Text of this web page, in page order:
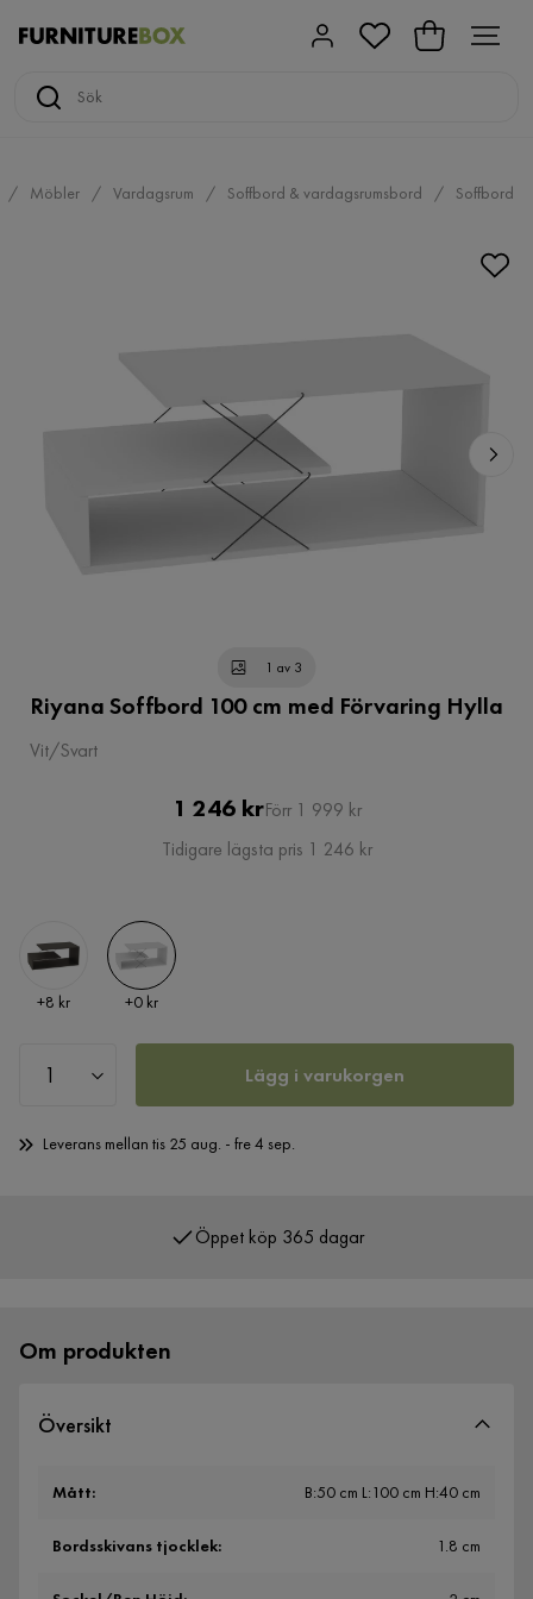
Möbler Vardagsrum Soffbord & vardagsrumsbord Soffbord
1 av 3
Riyana Soffbord 100 cm med Förvaring Hylla
Vit/Svart
Pris
1 246 krOriginal
Pris
Förr 1 999 kr
Tidigare lägsta pris 1 246 kr
Pris
+8 kr Pris
+0 kr
Lägg i varukorgen
Leverans mellan tis 25 aug. - fre 4 sep.
Över 400 000 nöjda kunder
Om produkten
Översikt
Mått: B:50 cm L:100 cm H:40 cm
Bordsskivans tjocklek: 1.8 cm